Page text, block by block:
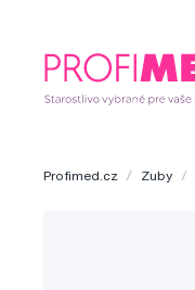
Profimed.cz Zuby